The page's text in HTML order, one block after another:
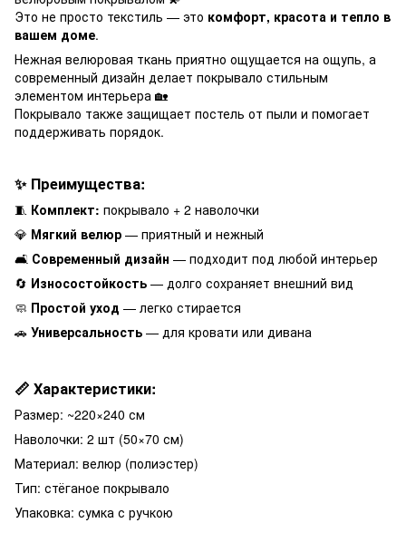
Это не просто текстиль — это комфорт, красота и тепло в
вашем доме.
Нежная велюровая ткань приятно ощущается на ощупь, а
современный дизайн делает покрывало стильным
элементом интерьера 🏡
Покрывало также защищает постель от пыли и помогает
поддерживать порядок.
✨ Преимущества:
🧵 Комплект: покрывало + 2 наволочки
💎 Мягкий велюр — приятный и нежный
🛋️ Современный дизайн — подходит под любой интерьер
🔄 Износостойкость — долго сохраняет внешний вид
🧼 Простой уход — легко стирается
🚗 Универсальность — для кровати или дивана
📏 Характеристики:
Размер: ~220×240 см
Наволочки: 2 шт (50×70 см)
Материал: велюр (полиэстер)
Тип: стёганое покрывало
Упаковка: сумка с ручкою